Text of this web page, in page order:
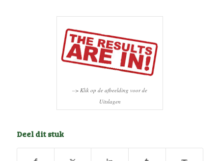
–> Klik op de afbeelding voor de
Uitslagen
Deel dit stuk